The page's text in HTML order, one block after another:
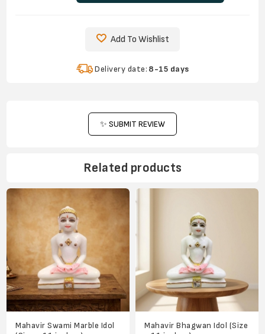
Add To Wishlist
Delivery date: 8-15 days
✨ SUBMIT REVIEW
Related products
Mahavir Swami Marble Idol
Mahavir Bhagwan Idol (Size